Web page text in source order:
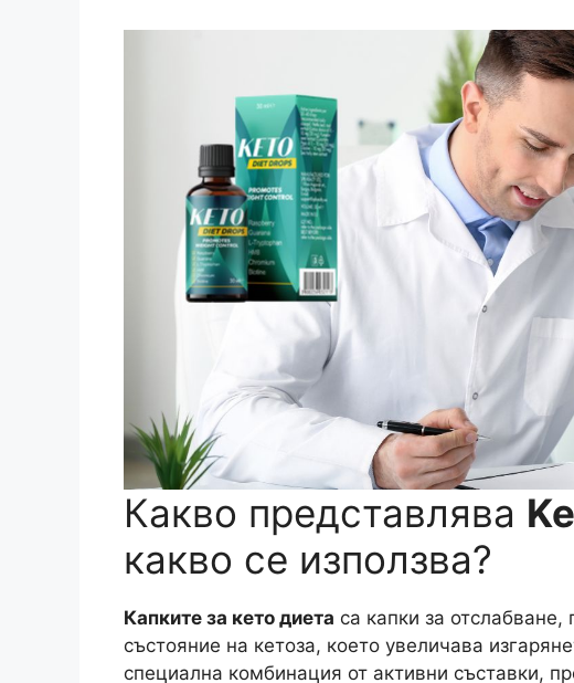
Какво представлява
какво се използва?
Капките за кето диета са капки за
състояние на кетоза, което увеличава
специална комбинация от активни съставки,